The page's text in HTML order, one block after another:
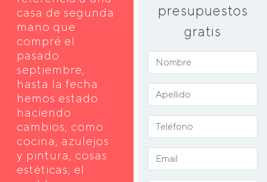
casa de segunda
mano que
compré el
pasado
septiembre,
hasta la fecha
hemos estado
haciendo
cambios, como
cocina, azulejos
y pintura, cosas
estéticas, el
presupuestos
gratis